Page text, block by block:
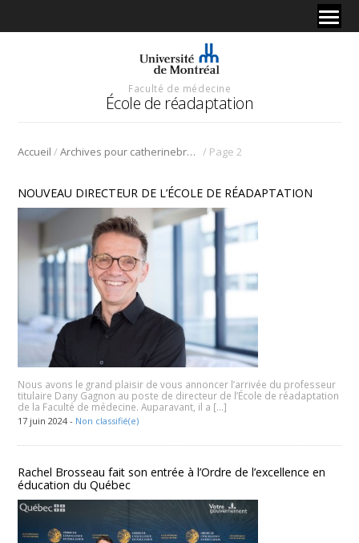
Faculté de médecine
École de réadaptation
Accueil / Archives pour catherinebrodriqueboisvert / Page 2
NOUVEAU DIRECTEUR DE L’ÉCOLE DE RÉADAPTATION
Nous avons le grand plaisir de vous annoncer l’arrivée du professeur
titulaire Dany Gagnon au poste de directeur de l’École de réadaptation
de la Faculté de médecine. Auparavant, il a […]
17 juin 2024 - Non classifié(e)
Rachel Brosseau fait son entrée à l’Ordre de l’excellence en
éducation du Québec